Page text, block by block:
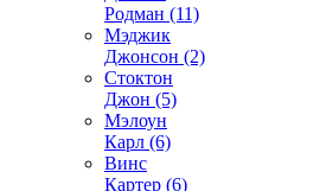
Родман (11)
Мэджик
Джонсон (2)
Стоктон
Джон (5)
Мэлоун
Карл (6)
Винс
Картер (6)